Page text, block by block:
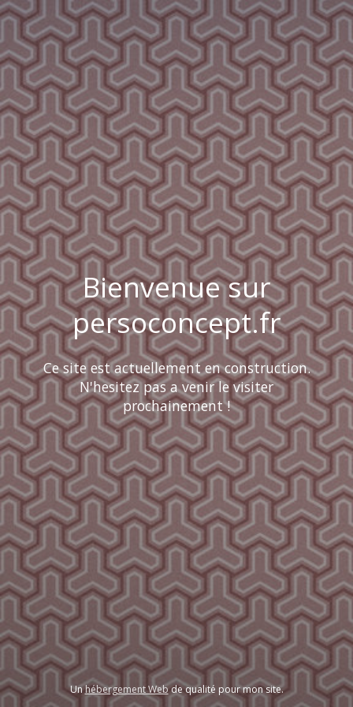
Bienvenue sur
persoconcept.fr
Ce site est actuellement en construction.
N'hesitez pas a venir le visiter
prochainement !
Unhébergement Webde qualité pour mon site.